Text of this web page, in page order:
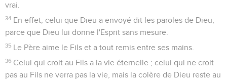
vrai.
34 En effet, celui que Dieu a envoyé dit les paroles de Dieu,
parce que Dieu lui donne l'Esprit sans mesure.
35 Le Père aime le Fils et a tout remis entre ses mains.
36 Celui qui croit au Fils a la vie éternelle ; celui qui ne croit
pas au Fils ne verra pas la vie, mais la colère de Dieu reste au